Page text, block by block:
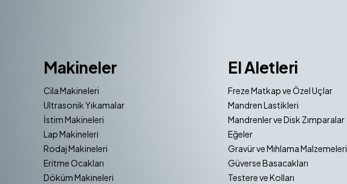
Makineler
Cila Makineleri
Ultrasonik Yıkamalar
İstim Makineleri
Lap Makineleri
Rodaj Makineleri
Eritme Ocakları
Döküm Makineleri
El Aletleri
Freze Matkap ve Özel Uçlar
Mandren Lastikleri
Mandrenler ve Disk Zımparalar
Eğeler
Gravür ve Mıhlama Malzemeleri
Güverse Basacakları
Testere ve Kolları